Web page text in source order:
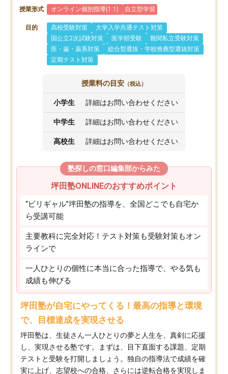
授業形式 オンライン個別指導(1:1) 自立型学習
目的 高校受験対策
大学入学共通テスト対策
国公立2次試験対策
医学部受験
難関私立受験対策
医・歯・薬系対策
総合型選抜・学校推薦型選抜対策
定期テスト対策
授業料の目安 （税込）
小学生 詳細はお問い合わせください
中学生 詳細はお問い合わせください
高校生 詳細はお問い合わせください
塾探しの窓口編集部からみた
坪田塾ONLINEのおすすめポイント
“ビリギャル”坪田塾の指導を、全国どこでも自宅か
ら受講可能
主要教科に完全対応！テスト対策も受験対策もオン
ラインで
一人ひとりの個性に本当に合った指導で、やる気も
成績も伸びる
坪田塾が自宅にやってくる！最高の指導と環境
で、目標達成を実現させる
坪田塾は、生徒さん一人ひとりの夢と人生を、真剣に応援
し、実現させる塾です。まずは、目下直面する課題、定期
テストと受験を打開しましょう。独自の指導法で成績を確
実に上げ、志望校への合格、さらには逆転合格を実現しま